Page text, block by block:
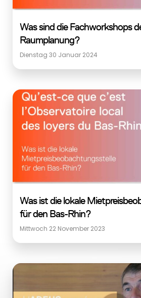
Was sind die Fachworkshops
Raumplanung?
Dienstag 30 Januar 2024
Was ist die lokale
für den Bas-Rhin?
Mittwoch 22 November 2023